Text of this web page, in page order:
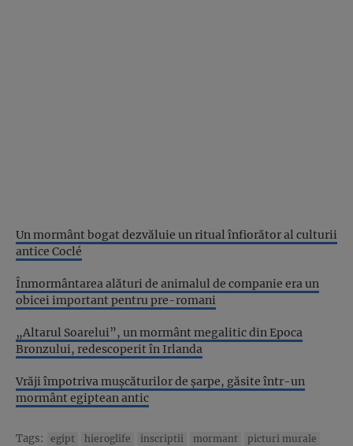
Un mormânt bogat dezvăluie un ritual înfiorător al culturii
antice Coclé
Înmormântarea alături de animalul de companie era un
obicei important pentru pre-romani
„Altarul Soarelui”, un mormânt megalitic din Epoca
Bronzului, redescoperit în Irlanda
Vrăji împotriva mușcăturilor de șarpe, găsite într-un
mormânt egiptean antic
Tags: egipt hieroglife inscriptii mormant
picturi murale